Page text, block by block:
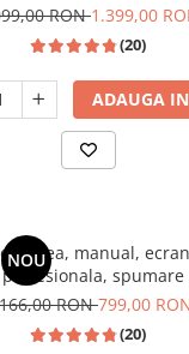
RON1.399,00
(20)
ADAUGA
NOU
cafea, manual,
spumare
italia 20 bari,
RON799,00
(20)